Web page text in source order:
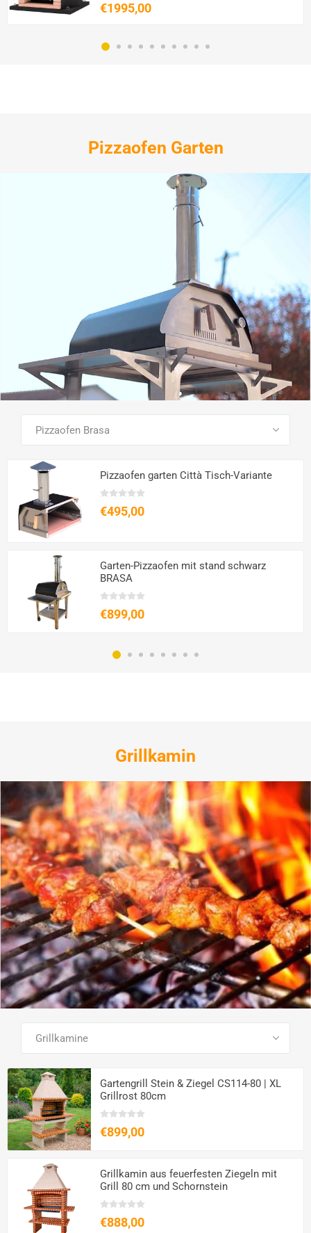
€1995,00
Pizzaofen Garten
SEE ALL PRODUCTS
Pizzaofen garten Città Tisch-Variante
€495,00
Garten-Pizzaofen mit stand schwarz
BRASA
€899,00
Grillkamin
SEE ALL PRODUCTS
Gartengrill Stein & Ziegel CS114-80 | XL
Grillrost 80cm
€899,00
Grillkamin aus feuerfesten Ziegeln mit
Grill 80 cm und Schornstein
€888,00